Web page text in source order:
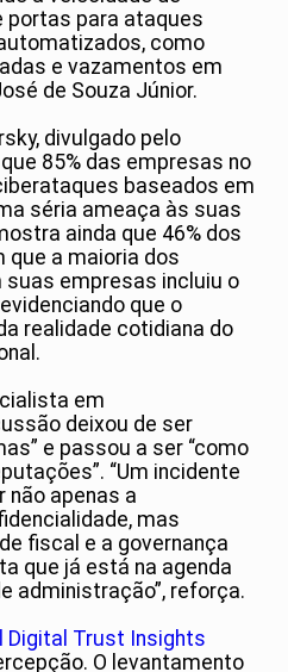
portas para ataques
como
e vazamentos em
de Souza Júnior.
divulgado pelo
85% das empresas no
baseados em
séria ameaça às suas
ainda que 46% dos
a maioria dos
empresas incluiu o
que o
realidade cotidiana do
em
deixou de ser
e passou a ser “como
“Um incidente
não apenas a
mas
fiscal e a governança
que já está na agenda
administração”, reforça.
Digital Trust Insights
O levantamento